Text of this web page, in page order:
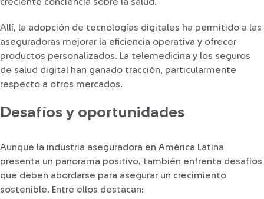
Allí, la adopción de tecnologías digitales ha permitido a las
aseguradoras mejorar la eficiencia operativa y ofrecer
productos personalizados. La telemedicina y los seguros
de salud digital han ganado tracción, particularmente
respecto a otros mercados.
Desafíos y oportunidades
Aunque la industria aseguradora en América Latina
presenta un panorama positivo, también enfrenta desafíos
que deben abordarse para asegurar un crecimiento
sostenible. Entre ellos destacan: